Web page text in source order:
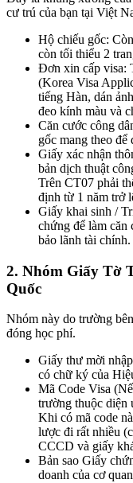
cư trú của bạn tại Việt
Hộ chiếu gốc:
còn tối thiểu 2
Đơn xin cấp visa:
(Korea Visa
tiếng Hàn, dán
đeo kính màu và
Căn cước công
gốc mang theo để
Giấy xác nhận
bản dịch thuật
Trên CT07 phải
định từ 1 năm trở
Giấy khai sinh /
chứng để làm căn
bảo lãnh tài chính.
2. Nhóm Giấy Tờ
Quốc
Nhóm này do trường
đóng học phí.
Giấy thư mời
có chữ ký của
Mã Code Visa
trường thuộc diện
Khi có mã code
lược đi rất nhiều
CCCD và giấy
Bản sao Giấy
doanh của cơ